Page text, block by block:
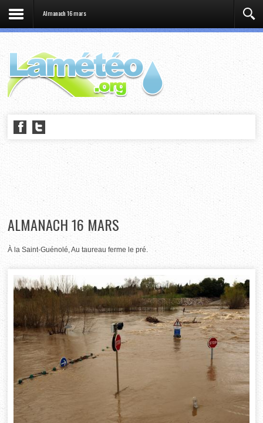
Almanach 16 mars
ALMANACH 16 MARS
À la Saint-Guénolé, Au taureau ferme le pré.